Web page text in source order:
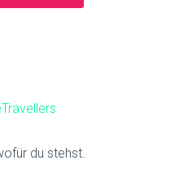
du stehst.